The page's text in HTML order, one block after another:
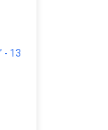
- 13